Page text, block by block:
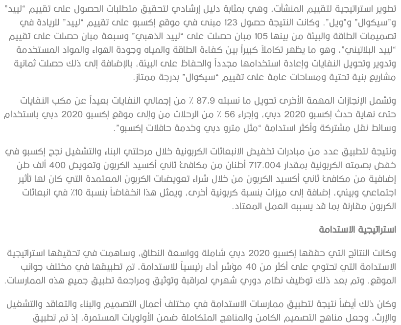
تطوير استراتيجية لتقييم المنشآت، وهي بمثابة دليل إرشادي لتحقيق متطلبات الحصول على تقييم “لييد”
و”سيكوال” و”ويل”. وكانت النتيجة حصول 123 مبنى في موقع إكسبو على تقييم “لييد” للريادة في
تصميمات الطاقة والبيئة من بينها 105 مبان حصلت على “لييد الذهبي” وسبعة مبان حصلت على تقييم
“لييد البلاتيني”، وهو ما يظهر تكاملاً كبيراً بين كفاءة الطاقة والمياه وجودة الهواء والمواد المستخدمة
وتدوير وتحويل النفايات وإعادة استخدامها مجدداً والحفاظ على البيئة، بالإضافة إلى ذلك حصلت ثمانية
مشاريع بنية تحتية ومساحات عامة على تقييم “سيكوال” بدرجة ممتاز.
وتشمل الإنجازات المهمة الأخرى تحويل ما نسبته 87,9 % من إجمالي النفايات بعيداً عن مكب النفايات
حتى نهاية حدث إكسبو 2020 دبي، وإجراء 56 % من الرحلات من وإلى موقع إكسبو 2020 دبي باستخدام
وسائط نقل مشتركة وأكثر استدامة “مثل مترو دبي وخدمة حافلات إكسبو”.
ونتيجة لتطبيق عدد من مبادرات تخفيض الانبعاثات الكربونية خلال مرحلتي البناء والتشغيل نجح إكسبو في
خفض بصمته الكربونية بمقدار 717,004 أطنان من مكافئ ثاني أكسيد الكربون وتعويض 400 ألف طن
إضافية من مكافئ ثاني أكسيد الكربون من خلال شراء تعويضات الكربون المعتمدة التي كان لها تأثير
اجتماعي وبيئي، إضافة إلى ميزات بنسبة كربونية أخرى، ويمثل هذا انخفاضاً بنسبة 10% في انبعاثات
الكربون مقارنة بما قد يسببه العمل المعتاد.
استراتيجية الاستدامة
وكانت النتائج التي حققها إكسبو 2020 دبي شاملة وواسعة النطاق، وساهمت في تحقيقها استراتيجية
الاستدامة التي تحتوي على أكثر من 40 مؤشر أداء رئيسياً للاستدامة، تم تطبيقها في مختلف جوانب
الموقع. وتم بعد ذلك توظيف نظام دوري شهري لمراقبة وتوثيق ومراجعة تطبيق جميع هذه الممارسات.
وكان ذلك أيضاً نتيجة لتطبيق ممارسات الاستدامة في مختلف أعمال التصميم والبناء والتعاقد والتشغيل
والإرث، وجعل مناهج التصميم الكامن والمناهج المتكاملة ضمن الأولويات المستمرة، إذ تم تطبيق